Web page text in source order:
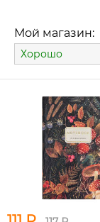
Мой магазин:
Хорошо